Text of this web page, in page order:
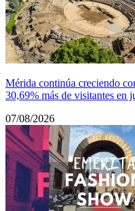
Mérida continúa creciendo
30,69% más de visitantes en
07/08/2026